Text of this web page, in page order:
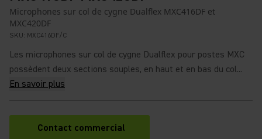
Microphones sur col de cygne Dualflex MXC416DF et
MXC420DF
SKU: MXC416DF/C
Les microphones sur col de cygne Dualflex pour postes MXC
possèdent deux sections souples, en haut et en bas du col...
En savoir plus
Contact commercial